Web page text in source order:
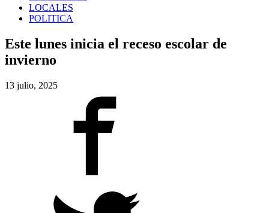
LOCALES
POLITICA
Este lunes inicia el receso escolar de
invierno
13 julio, 2025